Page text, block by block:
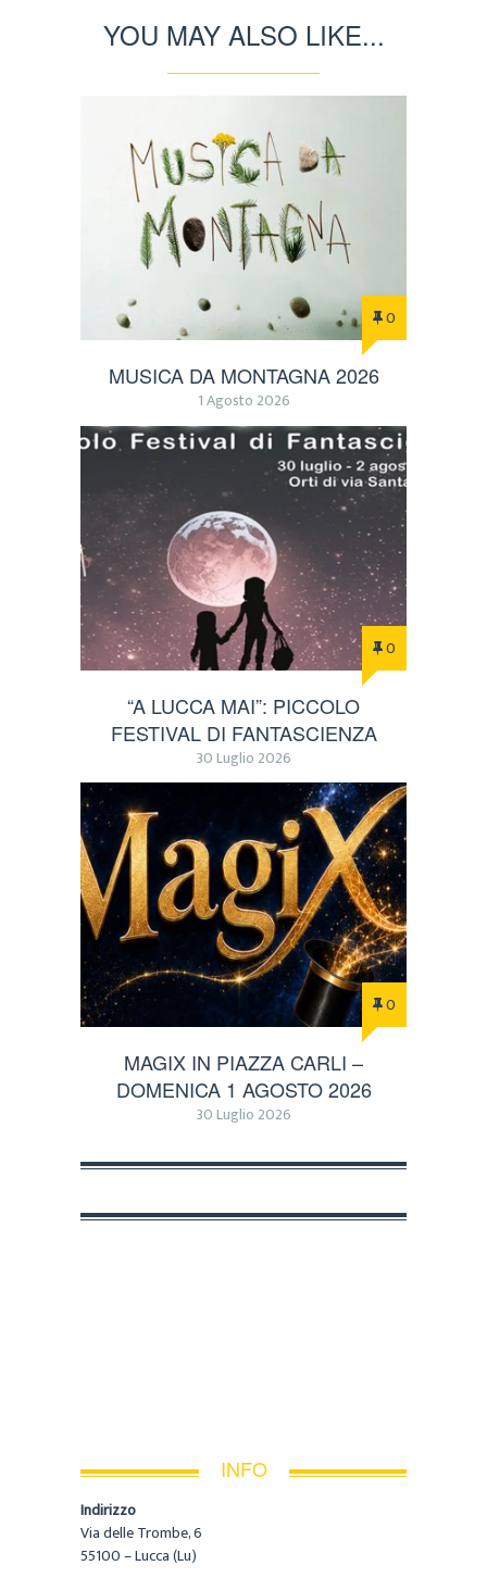
YOU MAY ALSO LIKE...
0
MUSICA DA MONTAGNA 2026
1 Agosto 2026
0
“A LUCCA MAI”: PICCOLO
FESTIVAL DI FANTASCIENZA
30 Luglio 2026
0
MAGIX IN PIAZZA CARLI –
DOMENICA 1 AGOSTO 2026
30 Luglio 2026
INFO
Indirizzo
Via delle Trombe, 6
55100 – Lucca (Lu)